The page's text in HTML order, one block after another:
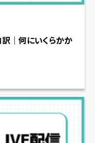
｜何にいくらかか